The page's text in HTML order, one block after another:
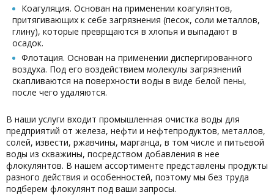
Коагуляция. Основан на применении коагулянтов,
притягивающих к себе загрязнения (песок, соли металлов,
глину), которые преврщаются в хлопья и выпадают в
осадок.
Флотация. Основан на применении диспергированного
воздуха. Под его воздействием молекулы загрязнений
скапливаются на поверхности воды в виде белой пены,
после чего удаляются.
В наши услуги входит промышленная очистка воды для
предприятий от железа, нефти и нефтепродуктов, металлов,
солей, извести, ржавчины, марганца, в том числе и питьевой
воды из скважины, посредством добавления в нее
флокулянтов. В нашем ассортименте представлены продукты
разного действия и особенностей, поэтому мы без труда
подберем флокулянт под ваши запросы.